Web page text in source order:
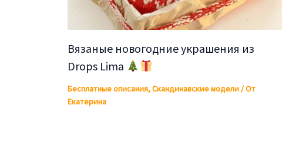
Вязаные новогодние украшения из
Drops Lima
Бесплатные описания,Скандинавские модели/ От
Екатерина